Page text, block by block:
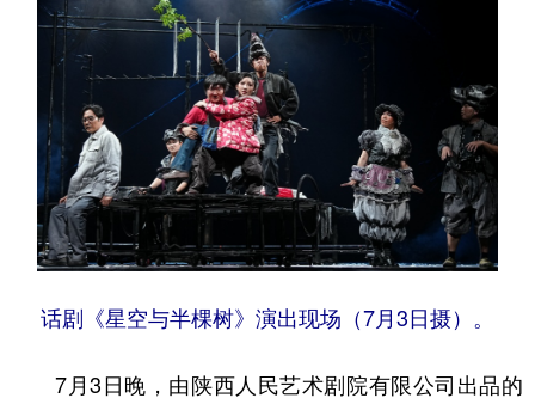
教育
州市
社会
经济 服务 云南故事
云南青年说 趣看文物
话剧《星空与半棵树》演出现场（7月3日摄）。
7月3日晚，由陕西人民艺术剧院有限公司出品的